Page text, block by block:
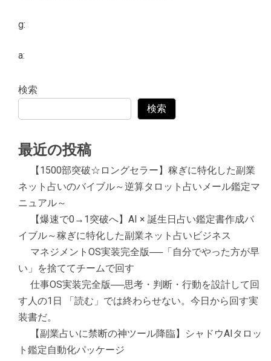
g:
a:
検索
検索
最近の投稿
【1500部突破☆ロングセラー】稼ぎに特化した副業
ネット占いのバイブル～逆算タロット占いメール鑑定マ
ニュアル～
【爆速で0→1突破へ】AI × 誕生日占い鑑定書作成バ
イブル～稼ぎに特化した副業ネット占いビジネス
マネジメントOS実装完全版──「自分でやった方が早
い」を捨ててチームで回す
仕事OS実装完全版──思考・判断・行動を設計して回
す人の1日 「読む」では終わらせない。今日から回す実
装書だ。
【副業占いに禁断の神ツール降臨】シャドウAIタロッ
ト鑑定自動化パッケージ